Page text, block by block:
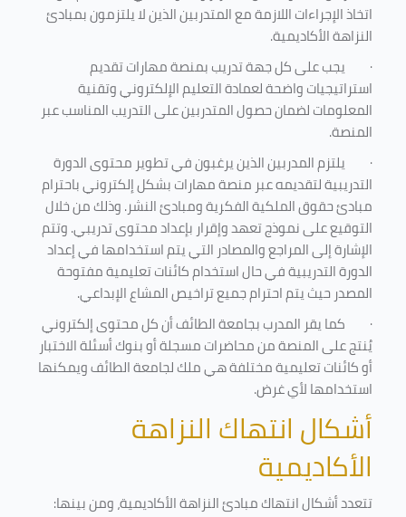
اتخاذ الإجراءات اللازمة مع المتدربين الذين لا يلتزمون بمبادئ
النزاهة الأكاديمية.
· يجب على كل جهة تدريب بمنصة مهارات تقديم
استراتيجيات واضحة لعمادة التعليم الإلكتروني وتقنية
المعلومات لضمان حصول المتدربين على التدريب المناسب عبر
المنصة.
· يلتزم المدربين الذين يرغبون في تطوير محتوى الدورة
التدريبية لتقديمه عبر منصة مهارات بشكل إلكتروني باحترام
مبادئ حقوق الملكية الفكرية ومبادئ النشر. وذلك من خلال
التوقيع على نموذج تعهد وإقرار بإعداد محتوى تدريبي. وتتم
الإشارة إلى المراجع والمصادر التي يتم استخدامها في إعداد
الدورة التدريبية في حال استخدام كائنات تعليمية مفتوحة
المصدر حيث يتم احترام جميع تراخيص المشاع الإبداعي.
· كما يقر المدرب بجامعة الطائف أن كل محتوى إلكتروني
يُنتج على المنصة من محاضرات مسجلة أو بنوك أسئلة الاختبار
أو كائنات تعليمية مختلفة هي ملك لجامعة الطائف ويمكنها
استخدامها لأي غرض.
أشكال انتهاك النزاهة
الأكاديمية
تتعدد أشكال انتهاك مبادئ النزاهة الأكاديمية، ومن بينها: